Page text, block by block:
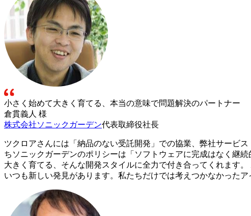
小さく始めて大きく育てる、本当の意味で問題解決のパートナー
倉貫義人 様
株式会社ソニックガーデン代表取締役社長
ツクロアさんには「納品のない受託開発」での協業、弊社サービ
ちソニックガーデンのポリシーは「ソフトウェアに完成はなく継
大きく育てる、そんな開発スタイルに全力で付き合ってくれます
いつも新しい発見があります。私たちだけでは考えつかなかった